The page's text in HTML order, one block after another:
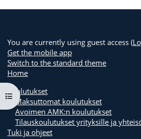
Open course index
You are currently using guest access (
Get the mobile app
Switch to the standard theme
Home
Koulutukset
Maksuttomat koulutukset
Avoimen AMK:n koulutukset
Tilauskoulutukset yrityksille ja
Tuki ja ohjeet